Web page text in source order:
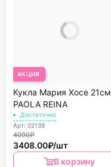
АКЦИЯ
Кукла Мария Хосе 21см
PAOLA REINА
Достаточно
Арт: 02139
4090₽
3408.00₽/шт
В корзину